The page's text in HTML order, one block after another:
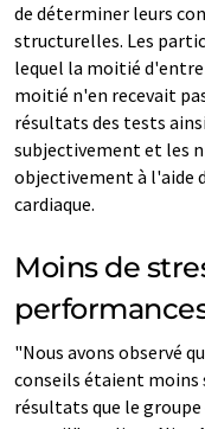
de déterminer leurs
structurelles. Les
lequel la moitié
moitié n'en recevait
résultats des tests
subjectivement et les
objectivement à l'aide
cardiaque.
Moins de
"Nous avons observé
conseils étaient
résultats que le